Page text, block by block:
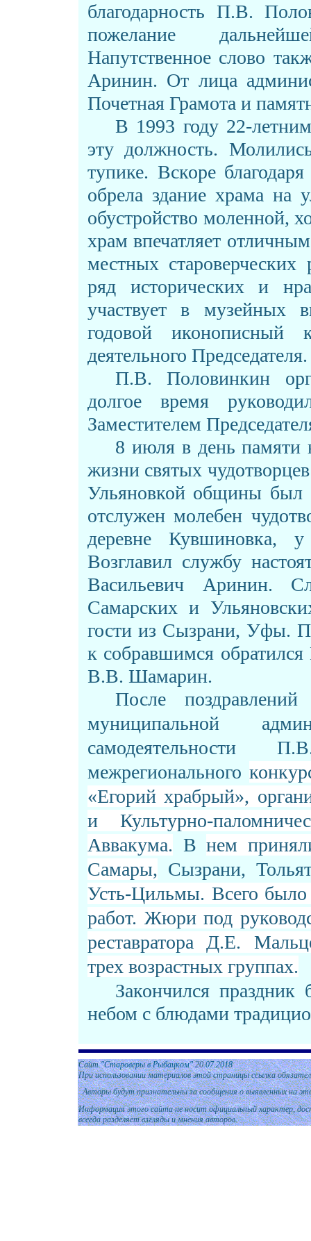
благодарность П.В.
пожелание
Напутственное слово
Аринин. От лица
Почетная Грамота и
В 1993 году 22-
эту должность.
тупике. Вскоре
обрела здание храма на
обустройство моленной,
храм впечатляет
местных
ряд исторических и
участвует в музейных
годовой
деятельного Председателя.
П.В. Половинкин
долгое время
Заместителем
8 июля в день памяти
жизни святых
Ульяновкой общины был
отслужен молебен
деревне Кувшиновка, у
Возглавил службу
Васильевич Аринин.
Самарских и
гости из Сызрани, Уфы.
к собравшимся обратился
В.В. Шамарин.
После
муниципальной
межрегионального
«Егорий храбрый»,
и Культурно-
Аввакума. Внем
Самары, Сызрани,
Усть-Цильмы. Всего было
работ. Жюри под
реставратора Д.Е.
трех возрастных группах.
Закончился праздник
небом с блюдами
Сайт"Староверы в Рыбацком"20.07.2018
При использовании материалов этой страницы ссылка
Авторы будут признательны за сообщения о выявленных на
Информация этого сайта не носит официальный характер,
всегда разделяет взгляды и мнения авторов.